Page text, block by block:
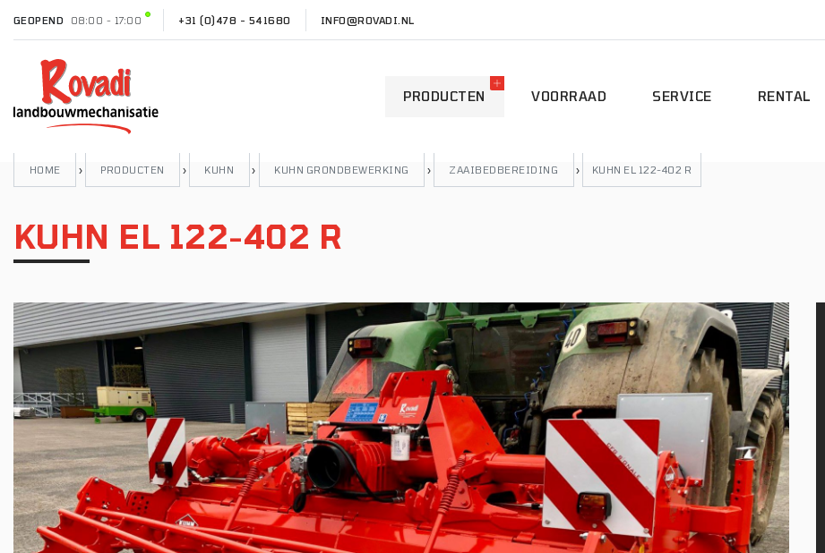
GEOPEND 08:00 - 17:00 +31 (0)478 - 541680 INFO@ROVADI.NL
PRODUCTEN VOORRAAD SERVICE RENTAL
HOME › PRODUCTEN › KUHN › KUHN GRONDBEWERKING › ZAAIBEDBEREIDING › KUHN EL 122-402 R
KUHN EL 122-402 R